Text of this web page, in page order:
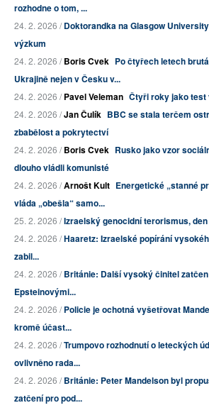
rozhodne o tom, ...
24. 2. 2026 /Doktorandka na Glasgow
výzkum
24. 2. 2026 /Boris Cvek Po čtyřech letech
Ukrajině nejen v Česku v...
24. 2. 2026 /Pavel Veleman Čtyři roky jako test
24. 2. 2026 /Jan Čulík BBC se stala terčem
zbabělost a pokrytectví
24. 2. 2026 /Boris Cvek Rusko jako vzor
dlouho vládli komunisté
24. 2. 2026 /Arnošt Kult Energetické „stanné
vláda „obešla“ samo...
25. 2. 2026 /Izraelský genocidní terorismus,
24. 2. 2026 /Haaretz: Izraelské popírání
zabil...
24. 2. 2026 /Británie: Další vysoký činitel
Epsteinovými...
24. 2. 2026 /Policie je ochotná vyšetřovat
kromě účast...
24. 2. 2026 /Trumpovo rozhodnutí o leteckých
ovlivněno rada...
24. 2. 2026 /Británie: Peter Mandelson byl
zatčení pro pod...